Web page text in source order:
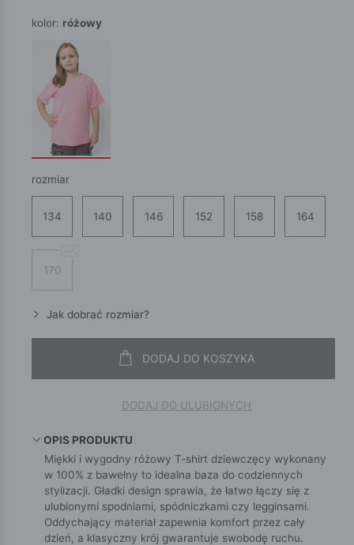
kolor: różowy
rozmiar
134 140 146 152 158 164
170
Jak dobrać rozmiar?
DODAJ DO KOSZYKA
DODAJ DO ULUBIONYCH
OPIS PRODUKTU
Miękki i wygodny różowy T-shirt dziewczęcy wykonany
w 100% z bawełny to idealna baza do codziennych
stylizacji. Gładki design sprawia, że łatwo łączy się z
ulubionymi spodniami, spódniczkami czy legginsami.
Oddychający materiał zapewnia komfort przez cały
dzień, a klasyczny krój gwarantuje swobodę ruchu.